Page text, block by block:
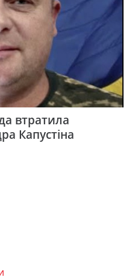
втратила
Капустіна